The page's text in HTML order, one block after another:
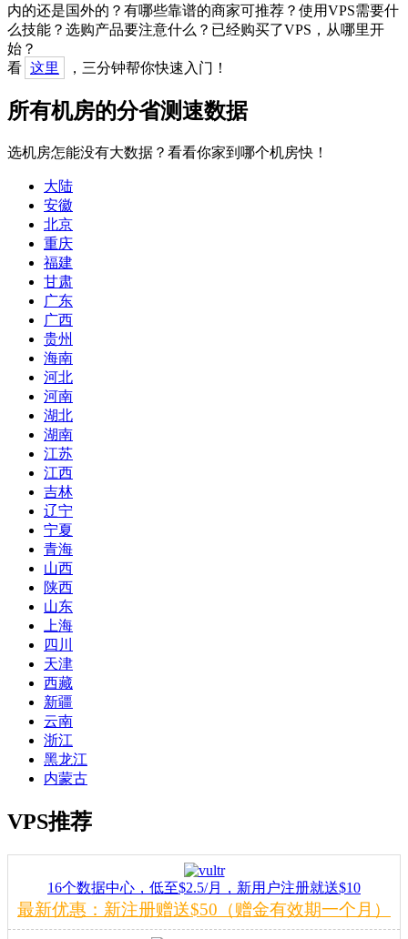
内的还是国外的？有哪些靠谱的商家可推荐？使用VPS需要什
么技能？选购产品要注意什么？已经购买了VPS，从哪里开
始？
看 这里 ，三分钟帮你快速入门！
所有机房的分省测速数据
选机房怎能没有大数据？看看你家到哪个机房快！
大陆
安徽
北京
重庆
福建
甘肃
广东
广西
贵州
海南
河北
河南
湖北
湖南
江苏
江西
吉林
辽宁
宁夏
青海
山西
陕西
山东
上海
四川
天津
西藏
新疆
云南
浙江
黑龙江
内蒙古
VPS推荐
16个数据中心，低至$2.5/月，新用户注册就送$10
最新优惠：新注册赠送$50（赠金有效期一个月）